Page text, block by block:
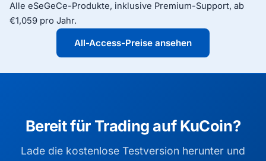
Alle eSeGeCe-Produkte, inklusive Premium-Support, ab
€1,059 pro Jahr.
All-Access-Preise ansehen
Bereit für Trading auf KuCoin?
Lade die kostenlose Testversion herunter und